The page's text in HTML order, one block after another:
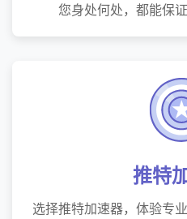
您身处何处，都能保
推特
选择推特加速器，体验专